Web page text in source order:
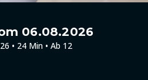
06.08.2026
• 24 Min • Ab 12